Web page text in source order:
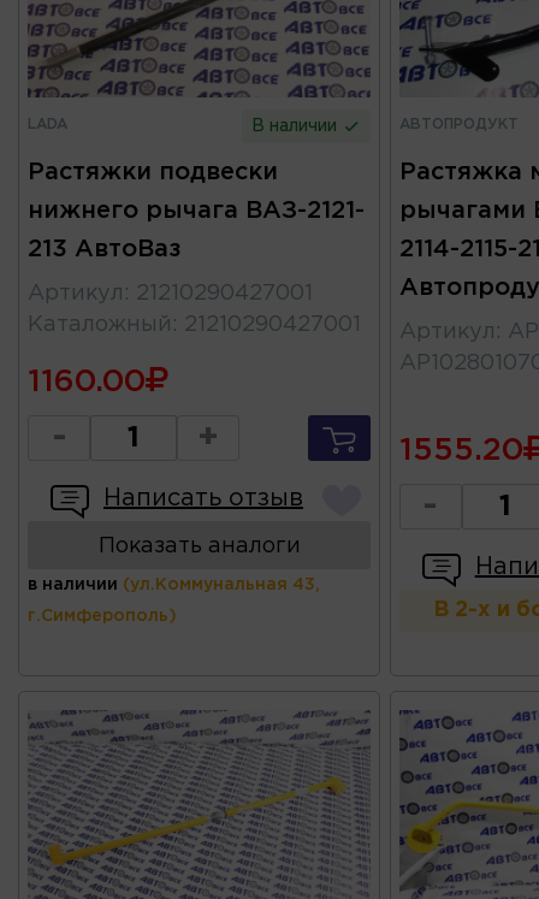
LADA В наличии
Растяжки подвески
нижнего рычага ВАЗ-2121-
213 АвтоВаз
Артикул : 21210290427001
Каталожный : 21210290427001
1160.00
- +
Написать отзыв
Показать аналоги
в наличии (ул.Коммунальная 43,
г.Симферополь)
АВТОПРОДУКТ
Растяжка
рычагами
2114-2115-
Артикул :
1555.20
-
В 2-х и